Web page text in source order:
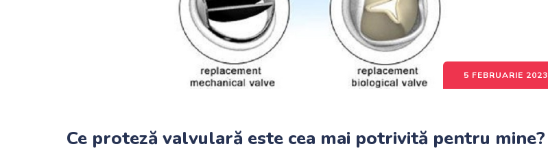
5 FEBRUARIE 2023
Ce proteză valvulară este cea mai potrivită pentru mine?